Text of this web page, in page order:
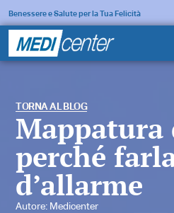
Benessere e Salute per la Tua Felicità
TORNA AL BLOG
Mappatura
perché
d’allarme
Autore: Medicenter